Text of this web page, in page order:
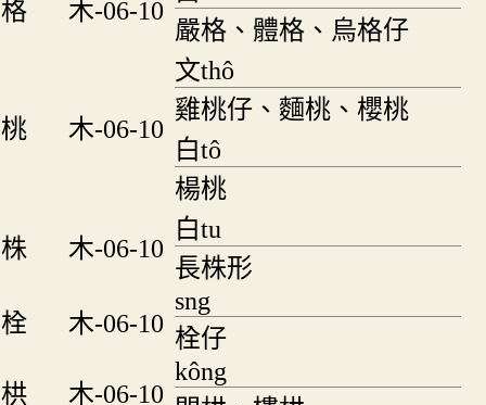
格 木-06-10
嚴格、體格、烏格仔
桃 木-06-10
文thô
雞桃仔、麵桃、櫻桃
白tô
楊桃
株 木-06-10
白tu
長株形
栓
木-06-10
sng
栓仔
栱
木-06-10
kông